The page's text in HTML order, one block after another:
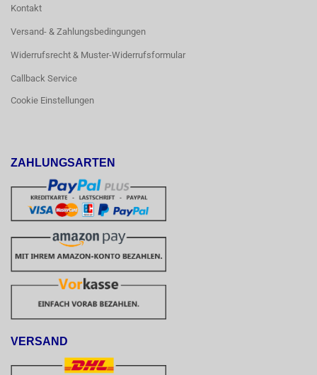
Kontakt
Versand- & Zahlungsbedingungen
Widerrufsrecht & Muster-Widerrufsformular
Callback Service
Cookie Einstellungen
ZAHLUNGSARTEN
VERSAND